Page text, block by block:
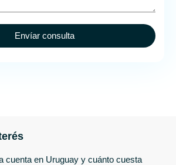
Envíar consulta
cuenta en Uruguay y cuánto cuesta